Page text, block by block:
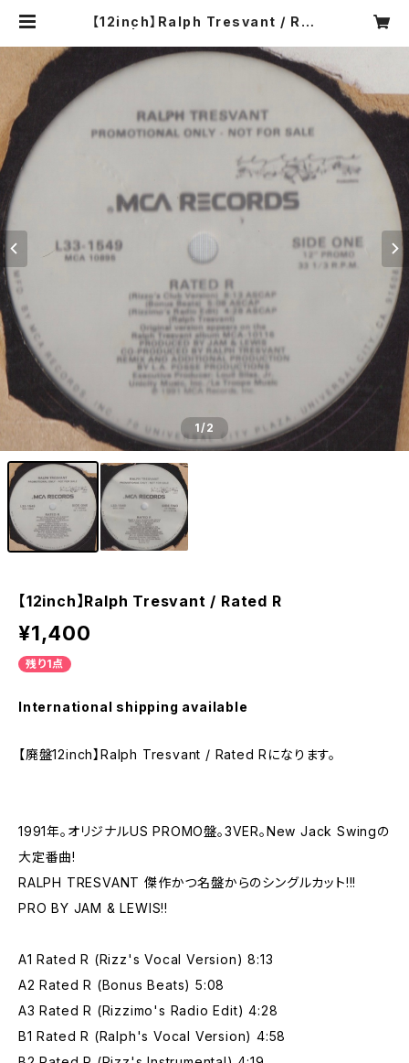
【12inch】Ralph Tresvant / Rat
1/2
【12inch】Ralph Tresvant / Rated R
¥1,400
残り1点
International shipping available
【廃盤12inch】Ralph Tresvant / Rated Rになります。
1991年。オリジナルUS PROMO盤。3VER。New Jack Swingの
大定番曲!
RALPH TRESVANT 傑作かつ名盤からのシングルカット!!!
PRO BY JAM & LEWIS!!
A1 Rated R (Rizz's Vocal Version) 8:13
A2 Rated R (Bonus Beats) 5:08
A3 Rated R (Rizzimo's Radio Edit) 4:28
B1 Rated R (Ralph's Vocal Version) 4:58